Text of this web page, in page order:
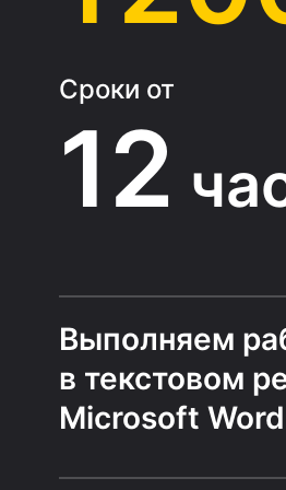
Сроки от
12
Выполняем
в текстовом
Microsoft Word